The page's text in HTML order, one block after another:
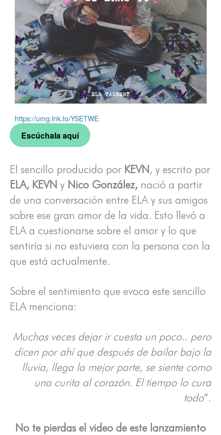
https://umg.lnk.to/YSETWE
Escúchala aquí
El sencillo producido por KEVN, y escrito por
ELA, KEVN y Nico González, nació a partir
de una conversación entre ELA y sus amigos
sobre ese gran amor de la vida. Esto llevó a
ELA a cuestionarse sobre el amor y lo que
sentiría si no estuviera con la persona con la
que está actualmente.
Sobre el sentimiento que evoca este sencillo
ELA menciona:
Muchas veces dejar ir cuesta un poco.. pero
dicen por ahí que después de bailar bajo la
lluvia, llega la mejor parte, se siente como
una curita al corazón. El tiempo lo cura
todo”.
No te pierdas el video de este lanzamiento